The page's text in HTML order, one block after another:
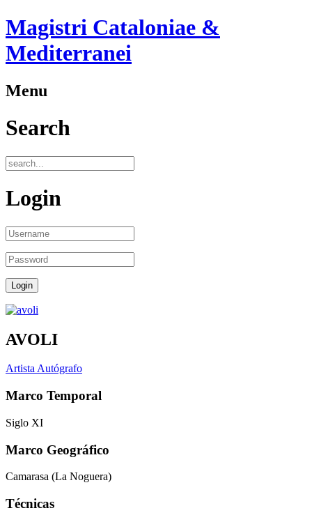
Magistri Cataloniae &
Mediterranei
Menu
Search
Login
AVOLI
Artista Autógrafo
Marco Temporal
Siglo XI
Marco Geográfico
Camarasa (La Noguera)
Técnicas